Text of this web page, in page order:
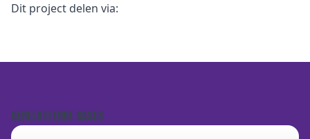
Dit project delen via:
GERELATEERDE CASES